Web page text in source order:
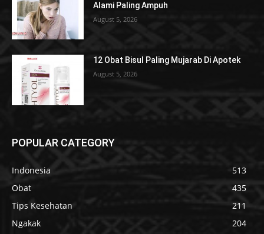
Alami Paling Ampuh
August 5, 2026
12 Obat Bisul Paling Mujarab Di Apotek
August 5, 2026
POPULAR CATEGORY
Indonesia
513
Obat
435
Tips Kesehatan
211
Ngakak
204